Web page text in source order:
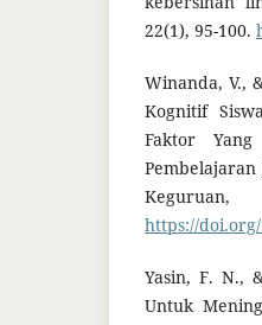
22(1), 95-100.
Winanda, V.,
Kognitif
Faktor
Pembelajaran
https://
Yasin, F. N.,
Untuk